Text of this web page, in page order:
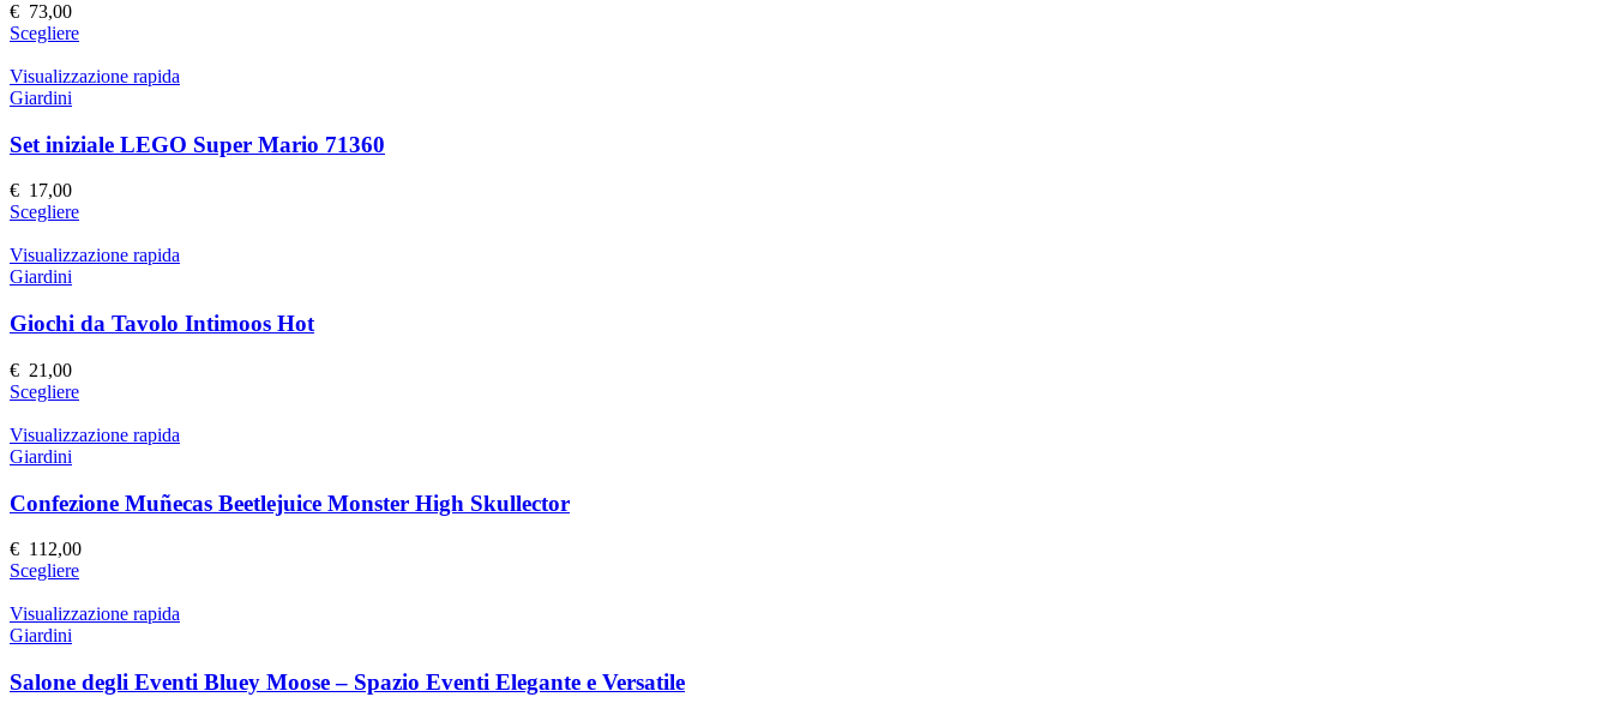
scelte
nella
pagina
prodotto
€ 73,00
ScegliereQuesto
ha
Le
opzioni
scelte
nella
pagina
prodotto
Visualizzazione rapida
Giardini
Set iniziale LEGO Super Mario 71360
€ 17,00
ScegliereQuesto
ha
Le
opzioni
scelte
nella
pagina
prodotto
Visualizzazione rapida
Giardini
Giochi da Tavolo Intimoos Hot
€ 21,00
ScegliereQuesto
ha
Le
opzioni
possono
scelte
nella
pagina
prodotto
Visualizzazione rapida
Giardini
Confezione Muñecas Beetlejuice Monster High Skullector
€ 112,00
ScegliereQuesto
ha
Le
Visualizzazione rapida
Giardini
Salone degli Eventi Bluey Moose – Spazio Eventi Elegante e Versatile